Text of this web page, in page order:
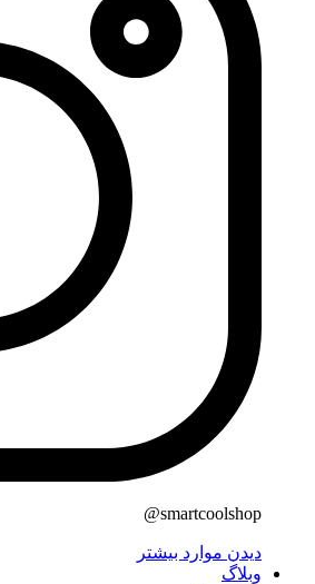
smartcoolshop@
دیدن موارد بیشتر
وبلاگ